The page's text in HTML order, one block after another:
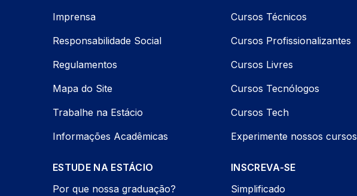
Imprensa
Responsabilidade Social
Regulamentos
Mapa do Site
Trabalhe na Estácio
Informações Acadêmicas
Cursos Técnicos
Cursos Profissionalizantes
Cursos Livres
Cursos Tecnólogos
Cursos Tech
Experimente nossos cursos
ESTUDE NA ESTÁCIO
Por que nossa graduação?
INSCREVA-SE
Simplificado